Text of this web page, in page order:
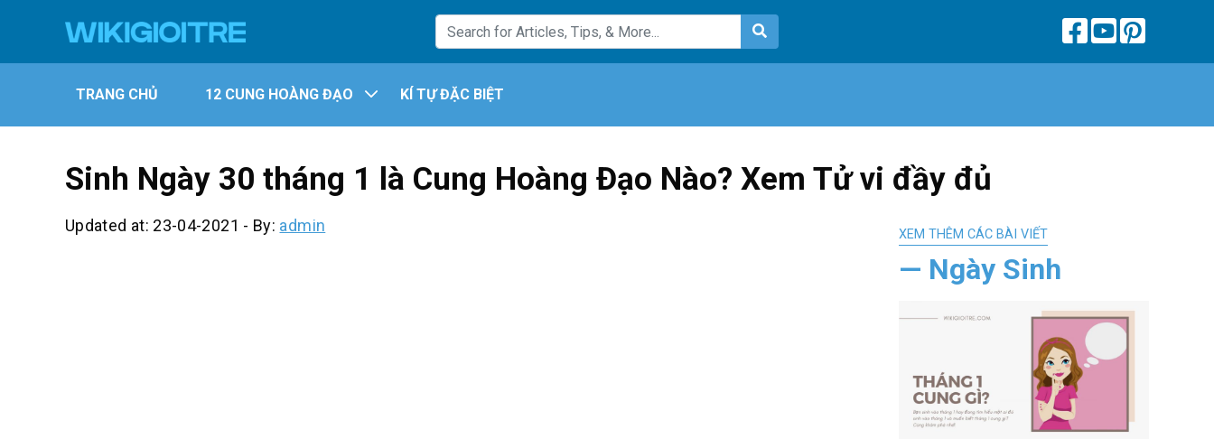
TRANG CHỦ 12 CUNG HOÀNG ĐẠO KÍ TỰ ĐẶC BIỆT
Sinh Ngày 30 tháng 1 là Cung Hoàng Đạo Nào? Xem Tử vi đầy đủ
Updated at: 23-04-2021 - By: admin XEM THÊM CÁC BÀI VIẾT
— Ngày Sinh